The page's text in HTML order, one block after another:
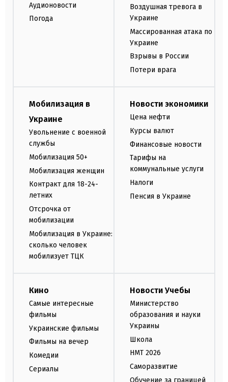
Аудионовости
Погода
Воздушная тревога в
Украине
Массированная атака по
Украине
Взрывы в России
Потери врага
Мобилизация в
Украине
Увольнение с военной
службы
Мобилизация 50+
Мобилизация женщин
Контракт для 18-24-
летних
Отсрочка от
мобилизации
Мобилизация в Украине:
сколько человек
мобилизует ТЦК
Новости экономики
Цена нефти
Курсы валют
Финансовые новости
Тарифы на
коммунальные услуги
Налоги
Пенсия в Украине
Кино
Самые интересные
фильмы
Украинские фильмы
Фильмы на вечер
Комедии
Сериалы
Новости Учебы
Министерство
образования и науки
Украины
Школа
НМТ 2026
Саморазвитие
Обучение за границей